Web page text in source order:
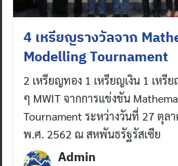
4 เหรียญรางวัลจาก
Modelling Tournament
2 เหรียญทอง 1 เหรียญเงิน 1 เหรี
ๆ MWIT จากการแข่งขัน
Tournament ระหว่างวันที่ 27 ตุล
พ.ศ. 2562 ณ สหพันธรัฐรัสเซีย
Admin